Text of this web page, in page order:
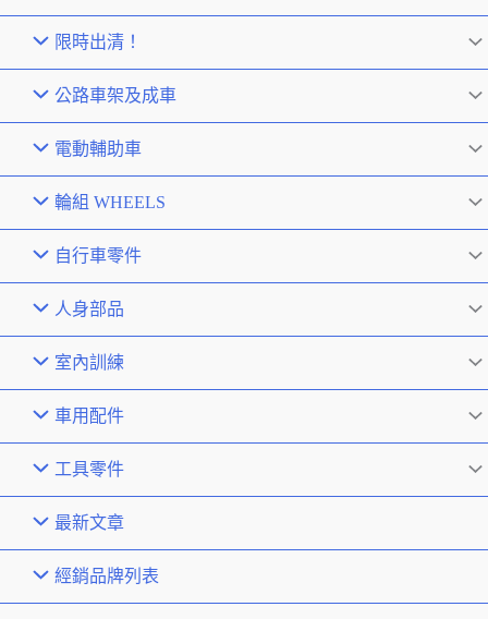
限時出清！
公路車架及成車
電動輔助車
輪組 WHEELS
自行車零件
人身部品
室內訓練
車用配件
工具零件
最新文章
經銷品牌列表